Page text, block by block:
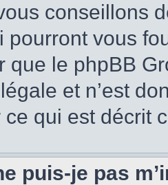
conseillons
pourront vous
que le phpBB
et n’est
qui est décrit
puis-je pas